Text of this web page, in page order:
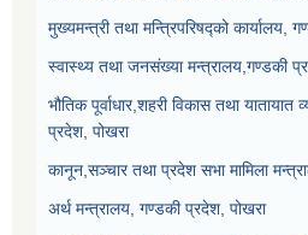
मुख्यमन्त्री तथा मन्त्रिपरिषद्को कार्यालय,
स्वास्थ्य तथा जनसंख्या मन्त्रालय,गण्डकी
भौतिक पूर्वाधार,शहरी विकास तथा
प्रदेश, पोखरा
कानून,सञ्चार तथा प्रदेश सभा मामिला
अर्थ मन्त्रालय, गण्डकी प्रदेश, पोखरा